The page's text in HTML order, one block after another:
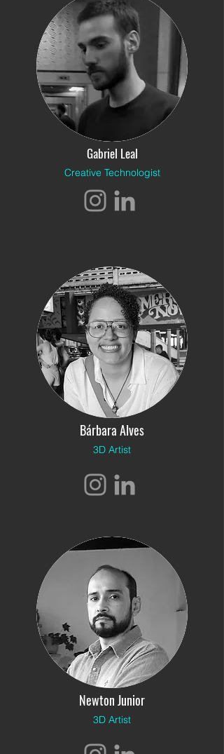
Gabriel Leal
Creative Technologist
Bárbara Alves
3D Artist
Newton Junior
3D Artist